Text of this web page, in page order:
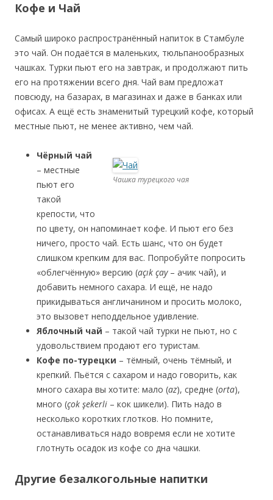
Кофе и Чай
Самый широко распространённый напиток в Стамбуле
это чай. Он подаётся в маленьких, тюльпанообразных
чашках. Турки пьют его на завтрак, и продолжают пить
его на протяжении всего дня. Чай вам предложат
повсюду, на базарах, в магазинах и даже в банках или
офисах. А ещё есть знаменитый турецкий кофе, который
местные пьют, не менее активно, чем чай.
Чашка турецкого чая
Чёрный чай
– местные
пьют его
такой
крепости, что
по цвету, он напоминает кофе. И пьют его без
ничего, просто чай. Есть шанс, что он будет
слишком крепким для вас. Попробуйте попросить
«облегчённую» версию (açık çay– ачик чай), и
добавить немного сахара. И ещё, не надо
прикидываться англичанином и просить молоко,
это вызовет неподдельное удивление.
Яблочный чай – такой чай турки не пьют, но с
удовольствием продают его туристам.
Кофе по-турецки – тёмный, очень тёмный, и
крепкий. Пьётся с сахаром и надо говорить, как
много сахара вы хотите: мало (az), средне (orta),
много (çok şekerli – кок шикели). Пить надо в
несколько коротких глотков. Но помните,
останавливаться надо вовремя если не хотите
глотнуть осадок из кофе со дна чашки.
Другие безалкогольные напитки